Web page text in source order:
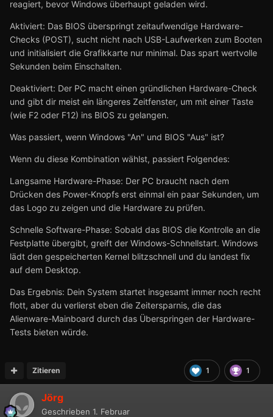
reagiert, bevor Windows überhaupt geladen wird.
Aktiviert: Das BIOS überspringt zeitaufwendige Hardware-
Checks (POST), sucht nicht nach USB-Laufwerken zum Booten
und initialisiert die Grafikkarte nur minimal. Das spart wertvolle
Sekunden beim Einschalten.
Deaktiviert: Der PC macht einen gründlichen Hardware-Check
und gibt dir meist ein längeres Zeitfenster, um mit einer Taste
(wie F2 oder F12) ins BIOS zu gelangen.
Was passiert, wenn Windows "An" und BIOS "Aus" ist?
Wenn du diese Kombination wählst, passiert Folgendes:
Langsame Hardware-Phase: Der PC braucht nach dem
Drücken des Power-Knopfs erst einmal ein paar Sekunden, um
das Logo zu zeigen und die Hardware zu prüfen.
Schnelle Software-Phase: Sobald das BIOS die Kontrolle an die
Festplatte übergibt, greift der Windows-Schnellstart. Windows
lädt den gespeicherten Kernel blitzschnell und du landest fix
auf dem Desktop.
Das Ergebnis: Dein System startet insgesamt immer noch recht
flott, aber du verlierst eben die Zeitersparnis, die das
Alienware-Mainboard durch das Überspringen der Hardware-
Tests bieten würde.
1 1
Zitieren
Jörg
Geschrieben 1. Februar